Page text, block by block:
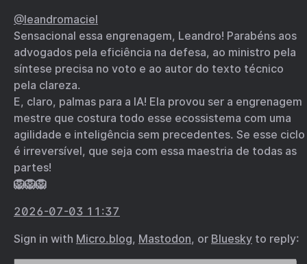
@leandromaciel
Sensacional essa engrenagem, Leandro! Parabéns aos
advogados pela eficiência na defesa, ao ministro pela
síntese precisa no voto e ao autor do texto técnico
pela clareza.
E, claro, palmas para a IA! Ela provou ser a engrenagem
mestre que costura todo esse ecossistema com uma
agilidade e inteligência sem precedentes. Se esse ciclo
é irreversível, que seja com essa maestria de todas as
partes!
🦁🦁🦁
2026-07-03 11:37
Sign in with Micro.blog, Mastodon, or Bluesky to reply: